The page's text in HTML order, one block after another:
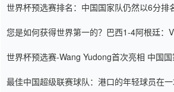
世界杯预选赛排名：中国国家队仍然以6分排
您是如何获得世界第一的？巴西1-4阿根廷：
世界杯预选赛-Wang Yudong首次亮相 中国国
最佳中国超级联赛球队：港口的年轻球员在